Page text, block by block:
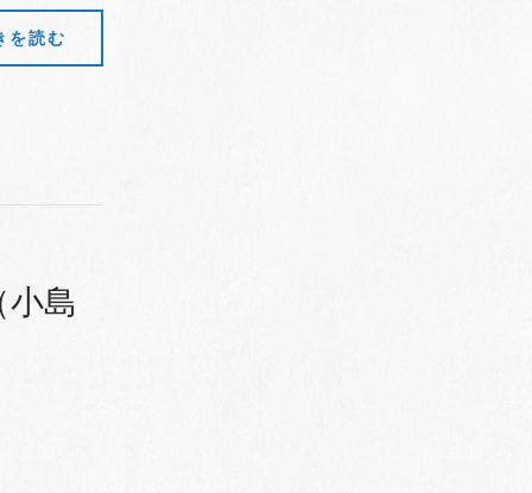
を読む
島